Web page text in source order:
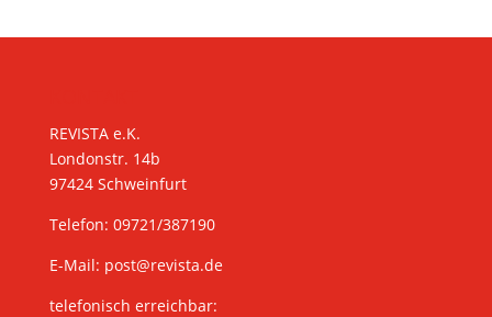
REVISTA e.K.
Londonstr. 14b
97424 Schweinfurt
Telefon: 09721/387190
E-Mail: post@revista.de
telefonisch erreichbar: